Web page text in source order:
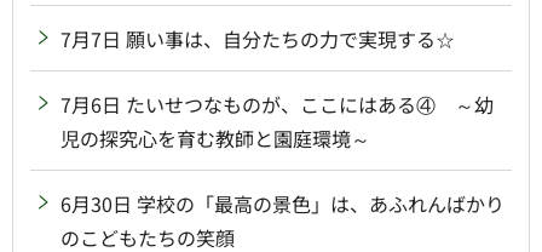
7月7日 願い事は、自分たちの力で実現する☆
7月6日 たいせつなものが、ここにはある④ ～幼
児の探究心を育む教師と園庭環境～
6月30日 学校の「最高の景色」は、あふれんばかり
のこどもたちの笑顔